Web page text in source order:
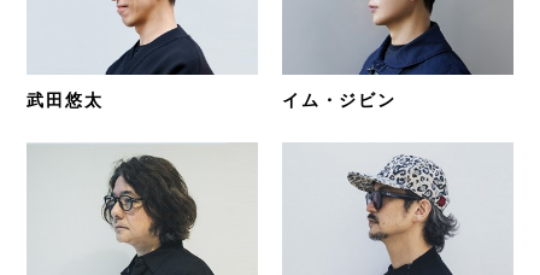
武田悠太 イム・ジビン